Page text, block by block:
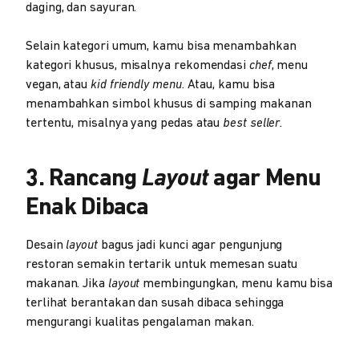
daging, dan sayuran.
Selain kategori umum, kamu bisa menambahkan
kategori khusus, misalnya rekomendasi chef, menu
vegan, ataukid friendly menu. Atau, kamu bisa
menambahkan simbol khusus di samping makanan
tertentu, misalnya yang pedas atau best seller.
3. Rancang Layoutagar Menu
Enak Dibaca
Desain layout bagus jadi kunci agar pengunjung
restoran semakin tertarik untuk memesan suatu
makanan. Jika layout membingungkan, menu kamu bisa
terlihat berantakan dan susah dibaca sehingga
mengurangi kualitas pengalaman makan.